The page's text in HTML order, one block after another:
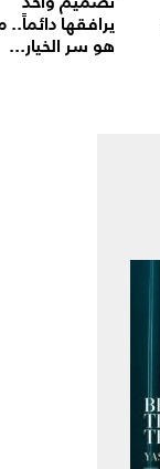
يرافقها دائماً..
هو سر الخيار...